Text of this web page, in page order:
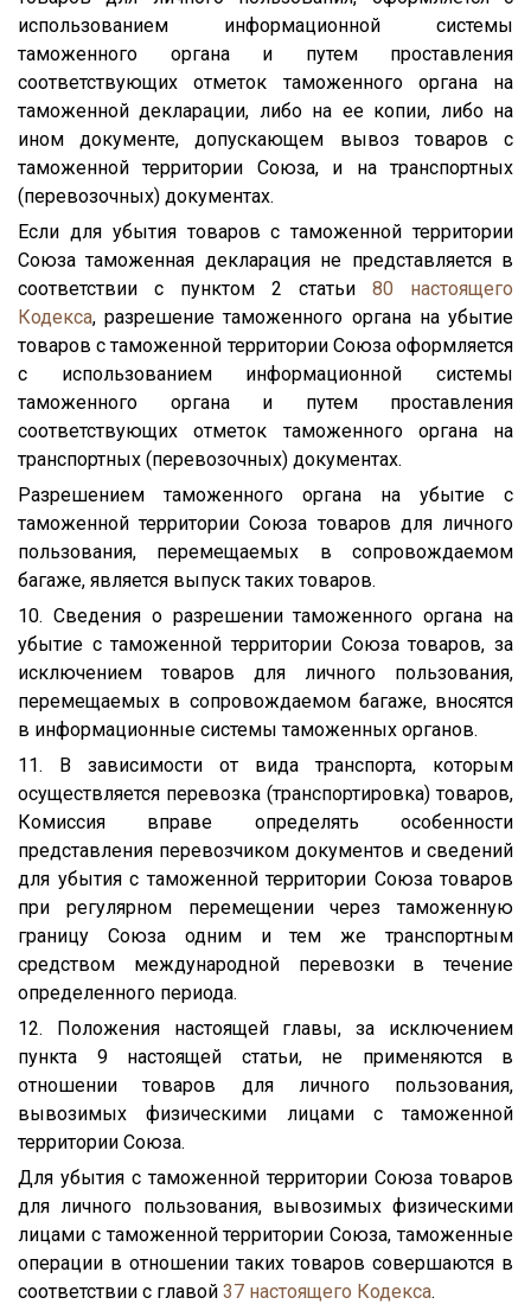
использованием информационной системы
таможенного органа и путем проставления
соответствующих отметок таможенного органа на
таможенной декларации, либо на ее копии, либо на
ином документе, допускающем вывоз товаров с
таможенной территории Союза, и на транспортных
(перевозочных) документах.
Если для убытия товаров с таможенной территории
Союза таможенная декларация не представляется в
соответствии с пунктом 2 статьи 80
настоящего
Кодекса, разрешение таможенного органа на убытие
товаров с таможенной территории Союза оформляется
с использованием информационной системы
таможенного органа и путем проставления
соответствующих отметок таможенного органа на
транспортных (перевозочных) документах.
Разрешением таможенного органа на убытие с
таможенной территории Союза товаров для личного
пользования, перемещаемых в сопровождаемом
багаже, является выпуск таких товаров.
10. Сведения о разрешении таможенного органа на
убытие с таможенной территории Союза товаров, за
исключением товаров для личного пользования,
перемещаемых в сопровождаемом багаже, вносятся
в информационные системы таможенных органов.
11. В зависимости от вида транспорта, которым
осуществляется перевозка (транспортировка) товаров,
Комиссия вправе определять особенности
представления перевозчиком документов и сведений
для убытия с таможенной территории Союза товаров
при регулярном перемещении через таможенную
границу Союза одним и тем же транспортным
средством международной перевозки в течение
определенного периода.
12. Положения настоящей главы, за исключением
пункта 9 настоящей статьи, не применяются в
отношении товаров для личного пользования,
вывозимых физическими лицами с таможенной
территории Союза.
Для убытия с таможенной территории Союза товаров
для личного пользования, вывозимых физическими
лицами с таможенной территории Союза, таможенные
операции в отношении таких товаров совершаются в
соответствии с главой 37 настоящего Кодекса.